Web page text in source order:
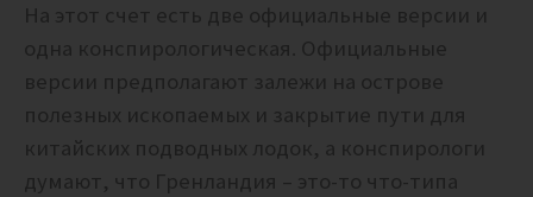
На этот счет есть две официальные версии и
одна конспирологическая. Официальные
версии предполагают залежи на острове
полезных ископаемых и закрытие пути для
китайских подводных лодок, а конспирологи
думают, что Гренландия – это-то что-типа